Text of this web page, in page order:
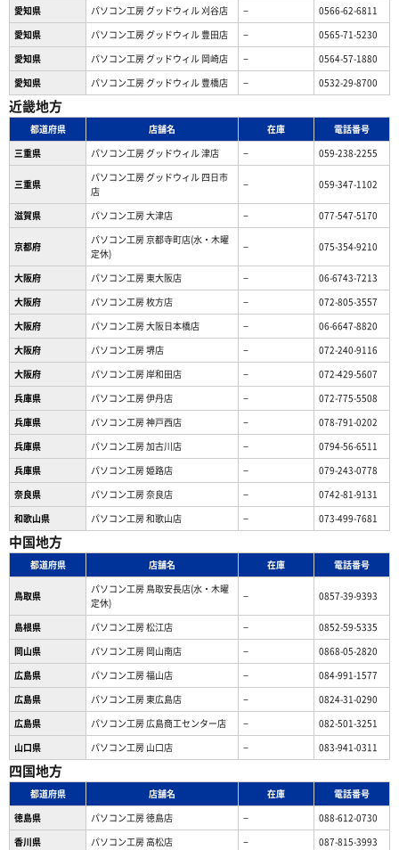
愛知県 パソコン工房 グッドウィル 刈谷店 −
0566-62-6811
愛知県
パソコン工房 グッドウィル 豊田店 −
0565-71-5230
愛知県
パソコン工房 グッドウィル 岡崎店 −
0564-57-1880
愛知県
パソコン工房 グッドウィル 豊橋店 − 0532-29-8700
近畿地方
都道府県 店舗名 在庫
電話番号
三重県
パソコン工房 グッドウィル 津店 − 059-238-2255
三重県
パソコン工房 グッドウィル 四日市
店
− 059-347-1102
滋賀県 パソコン工房 大津店 − 077-547-5170
京都府
パソコン工房 京都寺町店(水・木曜
定休)
− 075-354-9210
大阪府 パソコン工房 東大阪店 −
06-6743-7213
大阪府
パソコン工房 枚方店 −
072-805-3557
大阪府
パソコン工房 大阪日本橋店 −
06-6647-8820
大阪府
パソコン工房 堺店 −
072-240-9116
大阪府
パソコン工房 岸和田店 −
072-429-5607
兵庫県
パソコン工房 伊丹店 −
072-775-5508
兵庫県
パソコン工房 神戸西店 −
078-791-0202
兵庫県
パソコン工房 加古川店 −
0794-56-6511
兵庫県
パソコン工房 姫路店 −
079-243-0778
奈良県
パソコン工房 奈良店 −
0742-81-9131
和歌山県
パソコン工房 和歌山店 − 073-499-7681
中国地方
都道府県 店舗名 在庫 電話番号
鳥取県
パソコン工房 鳥取安長店(水・木曜
定休)
− 0857-39-9393
島根県 パソコン工房 松江店 −
0852-59-5335
岡山県
パソコン工房 岡山南店 −
0868-05-2820
広島県
パソコン工房 福山店 −
084-991-1577
広島県
パソコン工房 東広島店 −
0824-31-0290
広島県
パソコン工房 広島商工センター店 −
082-501-3251
山口県
パソコン工房 山口店 − 083-941-0311
四国地方
都道府県 店舗名 在庫
電話番号
徳島県
パソコン工房 徳島店 −
088-612-0730
香川県
パソコン工房 高松店 − 087-815-3993